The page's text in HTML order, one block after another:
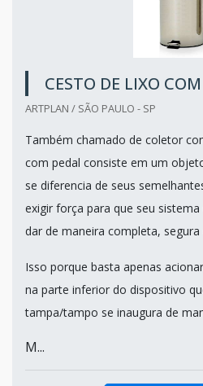
CESTO DE LIXO
ARTPLAN / SÃO PAULO - SP
Também chamado de coletor
com pedal consiste em um
se diferencia de seus
exigir força para que seu
dar de maneira completa, segura
Isso porque basta apenas
na parte inferior do dispositivo
tampa/tampo se inaugura de
M...